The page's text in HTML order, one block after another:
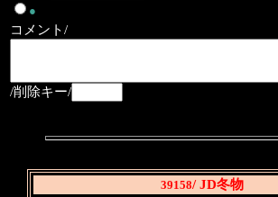
●
コメント/
/削除キー/
39158/ JD冬物